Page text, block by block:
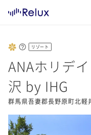
リゾート
ANAホリデ
沢 by IHG
群馬県吾妻郡長野原町北